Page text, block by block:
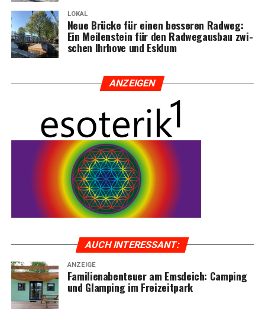
LOKAL
Neue Brü­cke für einen bes­se­ren Rad­weg:
Ein Mei­len­stein für den Rad­weg­aus­bau zwi­
schen Ihr­ho­ve und Esklum
ANZEI­GEN
AUCH INTER­ES­SANT:
ANZEIGE
Fami­li­en­aben­teu­er am Ems­deich: Cam­ping
und Glam­ping im Freizeitpark